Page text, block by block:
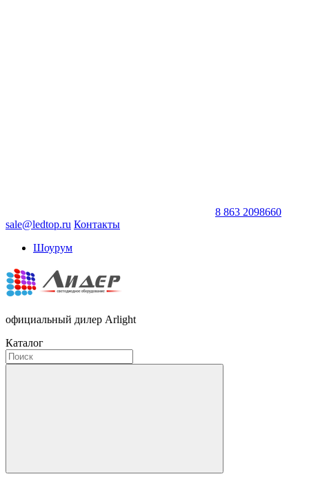
8 863 2098660
sale@ledtop.ru Контакты
Шоурум
официальный дилер Arlight
Каталог